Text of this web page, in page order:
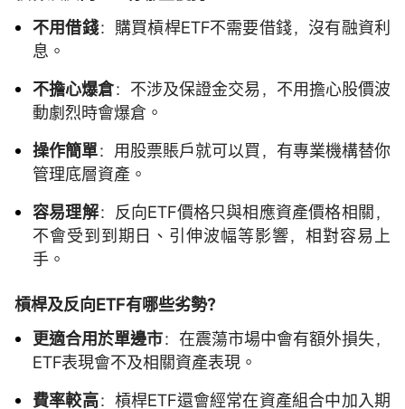
不用借錢：購買槓桿ETF不需要借錢，沒有融資利
息。
不擔心爆倉：不涉及保證金交易，不用擔心股價波
動劇烈時會爆倉。
操作簡單：用股票賬戶就可以買，有專業機構替你
管理底層資產。
容易理解：反向ETF價格只與相應資產價格相關，
不會受到到期日、引伸波幅等影響，相對容易上
手。
槓桿及反向ETF有哪些劣勢？
更適合用於單邊市：在震蕩市場中會有額外損失，
ETF表現會不及相關資產表現。
費率較高：槓桿ETF還會經常在資產組合中加入期